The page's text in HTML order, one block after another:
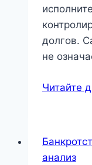
долгов.
не
Читайте
анализ